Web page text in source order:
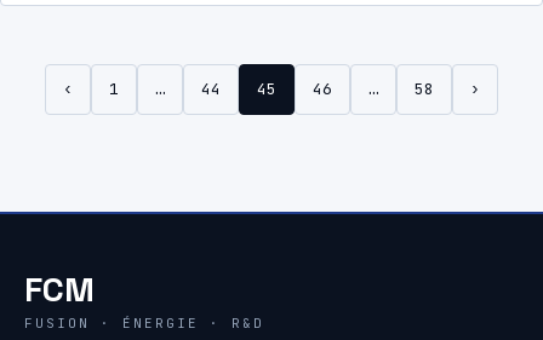
‹ 1 … 44 45 46 … 58 ›
FCM
FUSION · ÉNERGIE · R&D